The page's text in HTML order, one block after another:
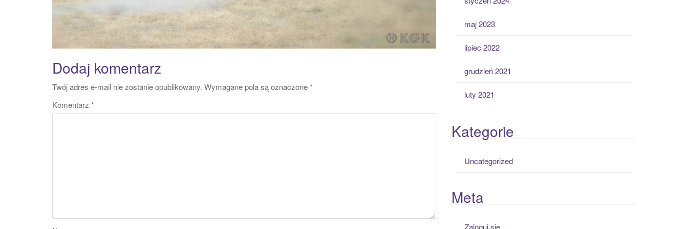
Dodaj komentarz
Twój adres e-mail nie zostanie opublikowany. Wymagane pola są oznaczone*
Komentarz *
maj 2023
lipiec 2022
grudzień 2021
luty 2021
Kategorie
Uncategorized
Meta
Zaloguj się